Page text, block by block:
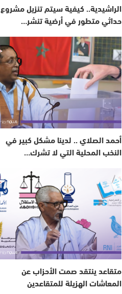
الراشيدية.. كيفية سيتم تنزيل مشروع
حداثي متطور في أرضية تنشر…
أحمد الصلاي .. لدينا مشكل كبير في
النخب المحلية التي لا تشرك…
متقاعد ينتقد صمت الأحزاب عن
المعاشات الهزيلة للمتقاعدين